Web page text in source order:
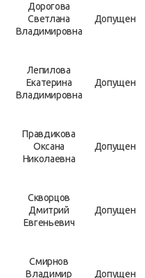
Дорогова
Светлана
Владимировна
Допущен
Лепилова
Екатерина
Владимировна
Допущен
Правдикова
Оксана
Николаевна
Допущен
Скворцов
Дмитрий
Евгеньевич
Допущен
Смирнов
Владимир
Допущен